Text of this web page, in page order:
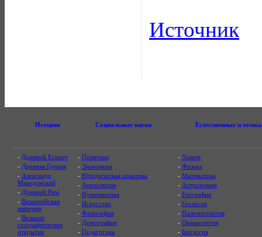
Источник
История Социальные науки Естественные и
- Древний Египет
- Древняя Греция
- Александр
Македонский
- Древний Рим
- Византийская
империя
- Великие
географические
открытия
- Политика
- Экономика
- Юридическая практика
- Археология
- Нумизматика
- Искусство
- Философия
- Демография
- Педагогика
- Химия
- Физика
- Математика
- Астрономия
- География
- Геология
- Палеонтология
- Океанология
- Биология